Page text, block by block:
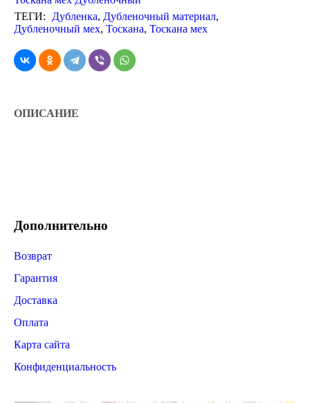
ТЕГИ:
Дубленка, Дубленочный материал,
Дубленочный мех, Тоскана, Тоскана мех
ОПИСАНИЕ
Дополнительно
Возврат
Гарантия
Доставка
Оплата
Карта сайта
Конфиденциальность